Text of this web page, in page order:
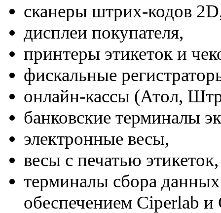
сканеры штрих-кодов
дисплеи покупателя,
принтеры этикеток и
фискальные
онлайн-кассы (Атол,
банковские терминалы
электронные весы,
весы с печатью этикеток,
терминалы сбора
обеспечением Ciperlab и